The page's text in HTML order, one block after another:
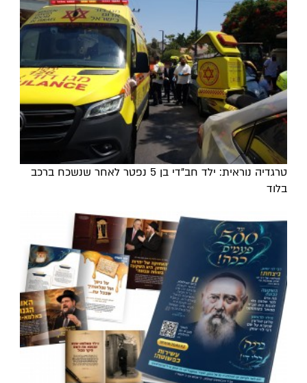
טרגדיה נוראית: ילד חב"די בן 5 נפטר לאחר שנשכח ברכב
בלוד